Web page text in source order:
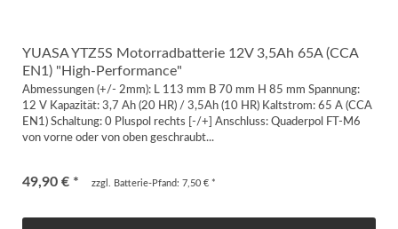
YUASA YTZ5S Motorradbatterie 12V 3,5Ah 65A (CCA
EN1) "High-Performance"
Abmessungen (+/- 2mm): L 113 mm B 70 mm H 85 mm Spannung:
12 V Kapazität: 3,7 Ah (20 HR) / 3,5Ah (10 HR) Kaltstrom: 65 A (CCA
EN1) Schaltung: 0 Pluspol rechts [-/+] Anschluss: Quaderpol FT-M6
von vorne oder von oben geschraubt...
49,90 € * zzgl. Batterie-Pfand: 7,50 € *